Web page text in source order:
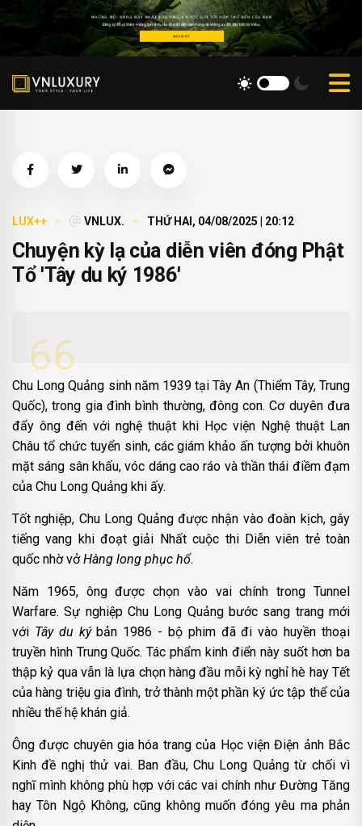
LUX++ VNLUX. THỨ HAI, 04/08/2025 | 20:12
Chuyện kỳ lạ của diễn viên đóng Phật
Tổ 'Tây du ký 1986'
Chu Long Quảng sinh năm 1939 tại Tây An (Thiểm Tây, Trung
Quốc), trong gia đình bình thường, đông con. Cơ duyên đưa
đẩy ông đến với nghệ thuật khi Học viện Nghệ thuật Lan
Châu tổ chức tuyển sinh, các giám khảo ấn tượng bởi khuôn
mặt sáng sân khấu, vóc dáng cao ráo và thần thái điềm đạm
của Chu Long Quảng khi ấy.
Tốt nghiệp, Chu Long Quảng được nhận vào đoàn kịch, gây
tiếng vang khi đoạt giải Nhất cuộc thi Diễn viên trẻ toàn
quốc nhờ vởHàng long phục hổ.
Năm 1965, ông được chọn vào vai chính trong Tunnel
Warfare. Sự nghiệp Chu Long Quảng bước sang trang mới
với Tây du kýbản 1986 - bộ phim đã đi vào huyền thoại
truyền hình Trung Quốc. Tác phẩm kinh điển này suốt hơn ba
thập kỷ qua vẫn là lựa chọn hàng đầu mỗi kỳ nghỉ hè hay Tết
của hàng triệu gia đình, trở thành một phần ký ức tập thể của
nhiều thế hệ khán giả.
Ông được chuyên gia hóa trang của Học viện Điện ảnh Bắc
Kinh đề nghị thử vai. Ban đầu, Chu Long Quảng từ chối vì
nghĩ mình không phù hợp với các vai chính như Đường Tăng
hay Tôn Ngộ Không, cũng không muốn đóng yêu ma phản